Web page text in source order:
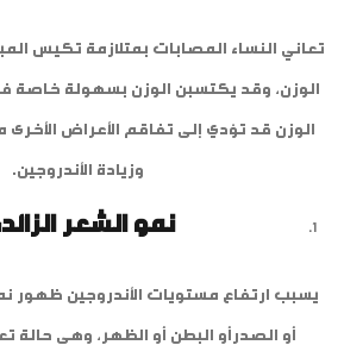
تعاني النساء المصابات بمتلازمة تكيس
الوزن، وقد يكتسبن الوزن بسهولة خاصة
الوزن قد تؤدي إلى تفاقم الأعراض الأخرى
وزيادة الأندروجين.
نمو الشعر
يسبب ارتفاع مستويات الأندروجين ظهور
أو الصدرأو البطن أو الظهر، وهي حالة